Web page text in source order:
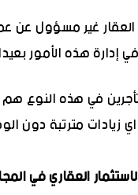
غير مسؤول عن
إدارة هذه الأمور
في هذه النوع
اي زيادات مترتبة
العقاري في